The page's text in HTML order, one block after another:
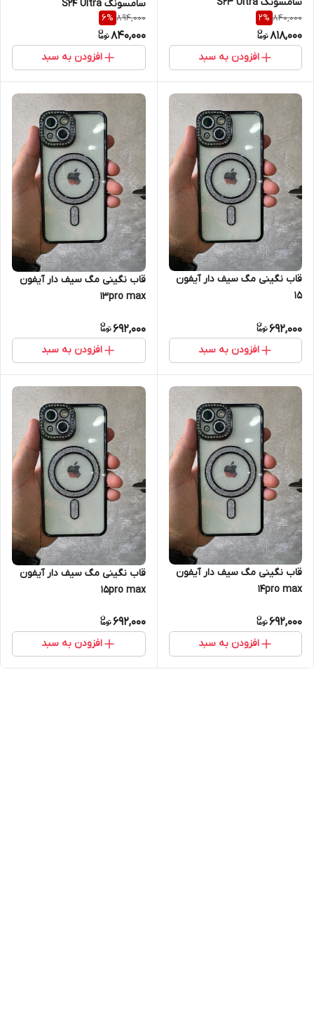
سامسونگ S23 Ultra
840,000
2%
818,000
افزودن به سبد
سامسونگ S24 Ultra
894,000
6%
840,000
افزودن به سبد
قاب نگینی مگ سیف دار آیفون
15
692,000
افزودن به سبد
قاب نگینی مگ سیف دار آیفون
13pro max
692,000
افزودن به سبد
قاب نگینی مگ سیف دار آیفون
14pro max
692,000
افزودن به سبد
قاب نگینی مگ سیف دار آیفون
15pro max
692,000
افزودن به سبد